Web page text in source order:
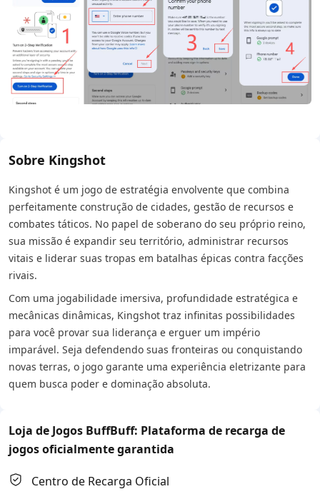
Sobre Kingshot
Kingshot é um jogo de estratégia envolvente que combina
perfeitamente construção de cidades, gestão de recursos e
combates táticos. No papel de soberano do seu próprio reino,
sua missão é expandir seu território, administrar recursos
vitais e liderar suas tropas em batalhas épicas contra facções
rivais.
Com uma jogabilidade imersiva, profundidade estratégica e
mecânicas dinâmicas, Kingshot traz infinitas possibilidades
para você provar sua liderança e erguer um império
imparável. Seja defendendo suas fronteiras ou conquistando
novas terras, o jogo garante uma experiência eletrizante para
quem busca poder e dominação absoluta.
Loja de Jogos BuffBuff: Plataforma de recarga de
jogos oficialmente garantida
Centro de Recarga Oficial